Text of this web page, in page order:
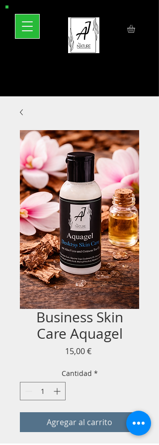
Business Skin
Care Aquagel
15,00 €Precio
Cantidad *
Agregar al carrito